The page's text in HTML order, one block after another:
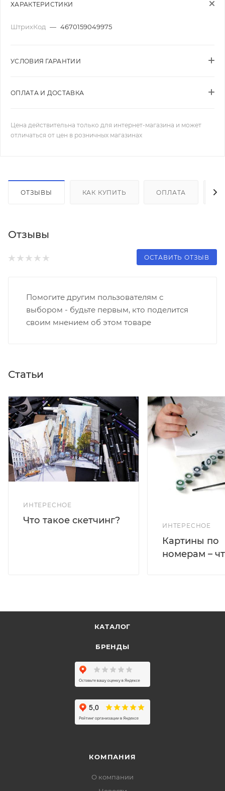
ХАРАКТЕРИСТИКИ
ШтрихКод — 4670159049975
УСЛОВИЯ ГАРАНТИИ
ОПЛАТА И ДОСТАВКА
Цена действительна только для интернет-магазина и может
отличаться от цен в розничных магазинах
ОТЗЫВЫ КАК КУПИТЬ ОПЛАТА
Отзывы
ОСТАВИТЬ ОТЗЫВ
Помогите другим пользователям с
выбором - будьте первым, кто поделится
своим мнением об этом товаре
Статьи
ИНТЕРЕСНОЕ
Что такое скетчинг?
ИНТЕРЕСНОЕ
Картины по
номерам –
КАТАЛОГ
БРЕНДЫ
КОМПАНИЯ
О компании